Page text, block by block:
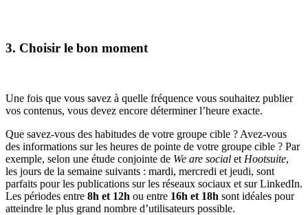
3. Choisir le bon moment
Une fois que vous savez à quelle fréquence vous souhaitez publier
vos contenus, vous devez encore déterminer l’heure exacte.
Que savez-vous des habitudes de votre groupe cible ? Avez-vous
des informations sur les heures de pointe de votre groupe cible ? Par
exemple, selon une étude conjointe de We are social et Hootsuite,
les jours de la semaine suivants : mardi, mercredi et jeudi, sont
parfaits pour les publications sur les réseaux sociaux et sur LinkedIn.
Les périodes entre 8h et 12h ou entre 16h et 18h sont idéales pour
atteindre le plus grand nombre d’utilisateurs possible.